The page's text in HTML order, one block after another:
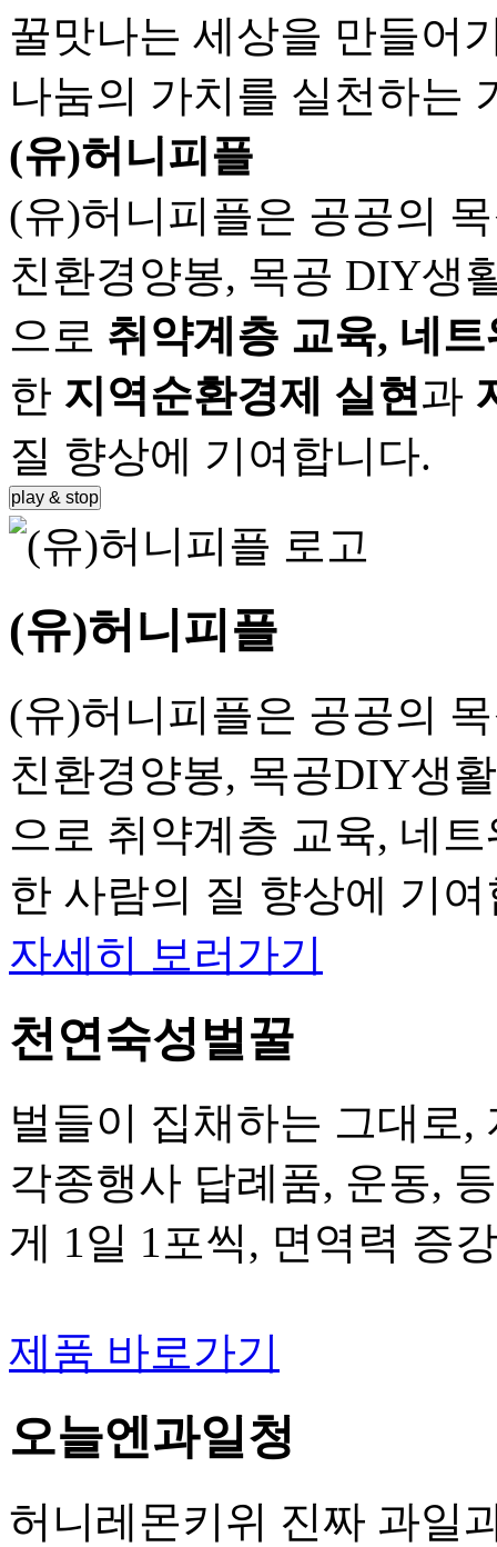
꿀맛나는 세상을 만들어
나눔의 가치를 실천하는
(유)허니피플
(유)허니피플은 공공의
친환경양봉, 목공 DIY생
으로 취약계층 교육, 네
한 지역순환경제 실현과
질 향상에 기여합니다.
play & stop
(유)허니피플
(유)허니피플은 공공의
친환경양봉, 목공DIY생
으로 취약계층 교육, 네
한 사람의 질 향상에 기
자세히 보러가기
천연숙성벌꿀
벌들이 집채하는 그대로,
각종행사 답례품, 운동,
게 1일 1포씩, 면역력 증
제품 바로가기
오늘엔과일청
허니레몬키위 진짜 과일